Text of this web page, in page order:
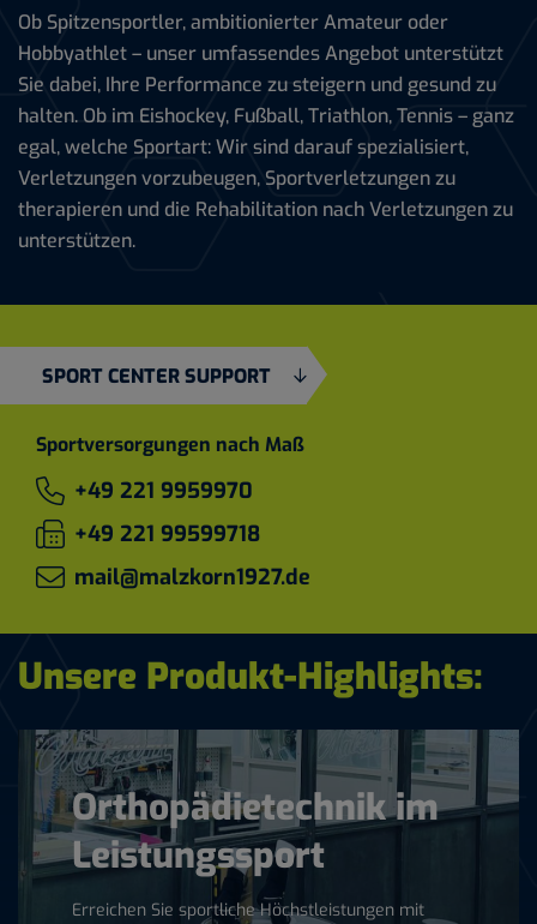
Ob Spitzensportler, ambitionierter Amateur oder
Hobbyathlet – unser umfassendes Angebot unterstützt
Sie dabei, Ihre Performance zu steigern und gesund zu
halten. Ob im Eishockey, Fußball, Triathlon, Tennis – ganz
egal, welche Sportart: Wir sind darauf spezialisiert,
Verletzungen vorzubeugen, Sportverletzungen zu
therapieren und die Rehabilitation nach Verletzungen zu
unterstützen.
SPORT CENTER SUPPORT
Sportversorgungen nach Maß
+49 221 9959970
+49 221 99599718
mail@malzkorn1927.de
Unsere Produkt-Highlights:
Orthopädietechnik im
Leistungssport
Erreichen Sie sportliche Höchstleistungen mit